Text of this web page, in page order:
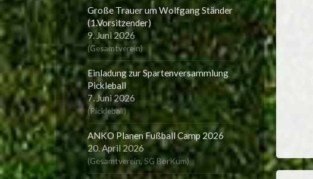
Große Trauer um Wolfgang Ständer
(1.Vorsitzender)
9. Juni 2026
(Gesamtverein)
Einladung zur Spartenversammlung
Pickleball
7. Juni 2026
(Pickleball)
ANKO Planen Fußball Camp 2026
20. April 2026
(Gesamtverein, SG BorKum)